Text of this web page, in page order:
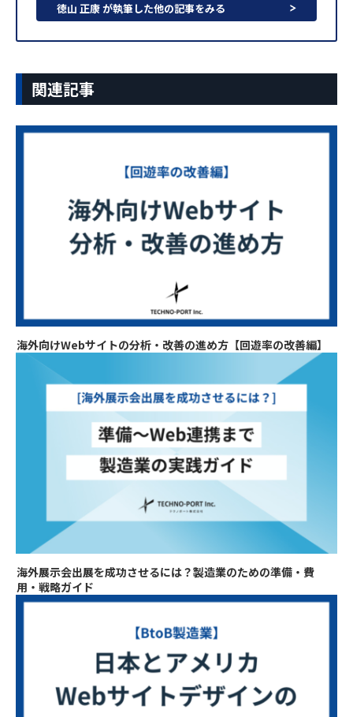
徳山 正康 が執筆した他の記事をみる
関連記事
海外向けWebサイトの分析・改善の進め方【回遊率の改善編】
海外展示会出展を成功させるには？製造業のための準備・費
用・戦略ガイド